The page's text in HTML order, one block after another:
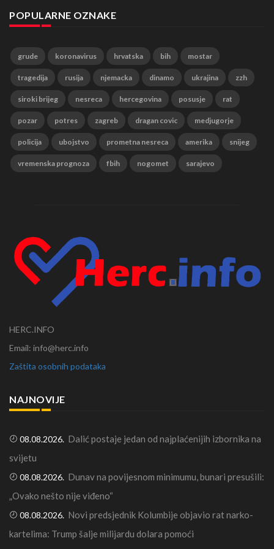
POPULARNE OZNAKE
grude koronavirus hrvatska bih mostar
tragedija rusija njemacka dinamo ukrajina zzh
siroki brijeg nesreca hercegovina posusje rat
pozar potres zagreb dragan covic medjugorje
policija ubojstvo prometna nesreca amerika snijeg
vremenska prognoza fbih nogomet sarajevo
HERC.INFO
Email: info@herc.info
Zaštita osobnih podataka
NAJNOVIJE
08.08.2026. Dalić postaje jedan od najplaćenijih izbornika na
svijetu
08.08.2026. Dunav na povijesnom minimumu, bunari presušili:
„Ovako nešto nije viđeno“
08.08.2026. Novi predsjednik Kolumbije objavio rat narko-
kartelima: Trump šalje milijardu dolara pomoći